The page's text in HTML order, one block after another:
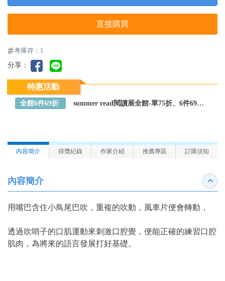
直接購買
參考庫存：1
分享：
特惠活動
全館6件69折 summer read閱讀展全館-單75折、6件69折～全館任選
內容簡介 得獎紀錄 作家介紹 推薦專區 訂購須知
內容簡介 收合
用嘴巴含住小鳥尾巴吹，重複的吹動，風車片便會轉動，
透過吹哨子的口肌運動來刺激口腔覺，便能正確的練習口腔
肌肉，為將來的語言發展打好基礎。